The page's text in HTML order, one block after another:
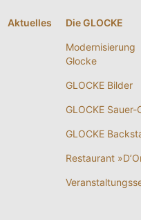
Aktuelles Die GLOCKE
Modernisierung
Glocke
GLOCKE Bilder
GLOCKE Sauer-
GLOCKE
Restaurant